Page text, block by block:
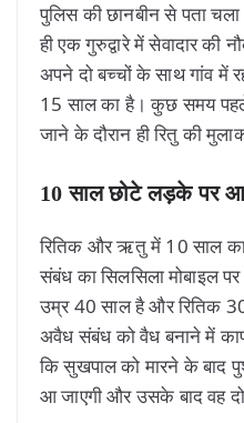
पुलिस की छानबीन से पता
ही एक गुरुद्वारे में सेवादार की
अपने दो बच्चों के साथ गांव में
15 साल का है। कुछ समय
जाने के दौरान ही रितु की
10 साल छोटे लड़के पर
रितिक और ऋतु में 10 साल
संबंध का सिलसिला मोबाइल
उम्र 40 साल है और रितिक
अवैध संबंध को वैध बनाने में
कि सुखपाल को मारने के बाद
आ जाएगी और उसके बाद वह